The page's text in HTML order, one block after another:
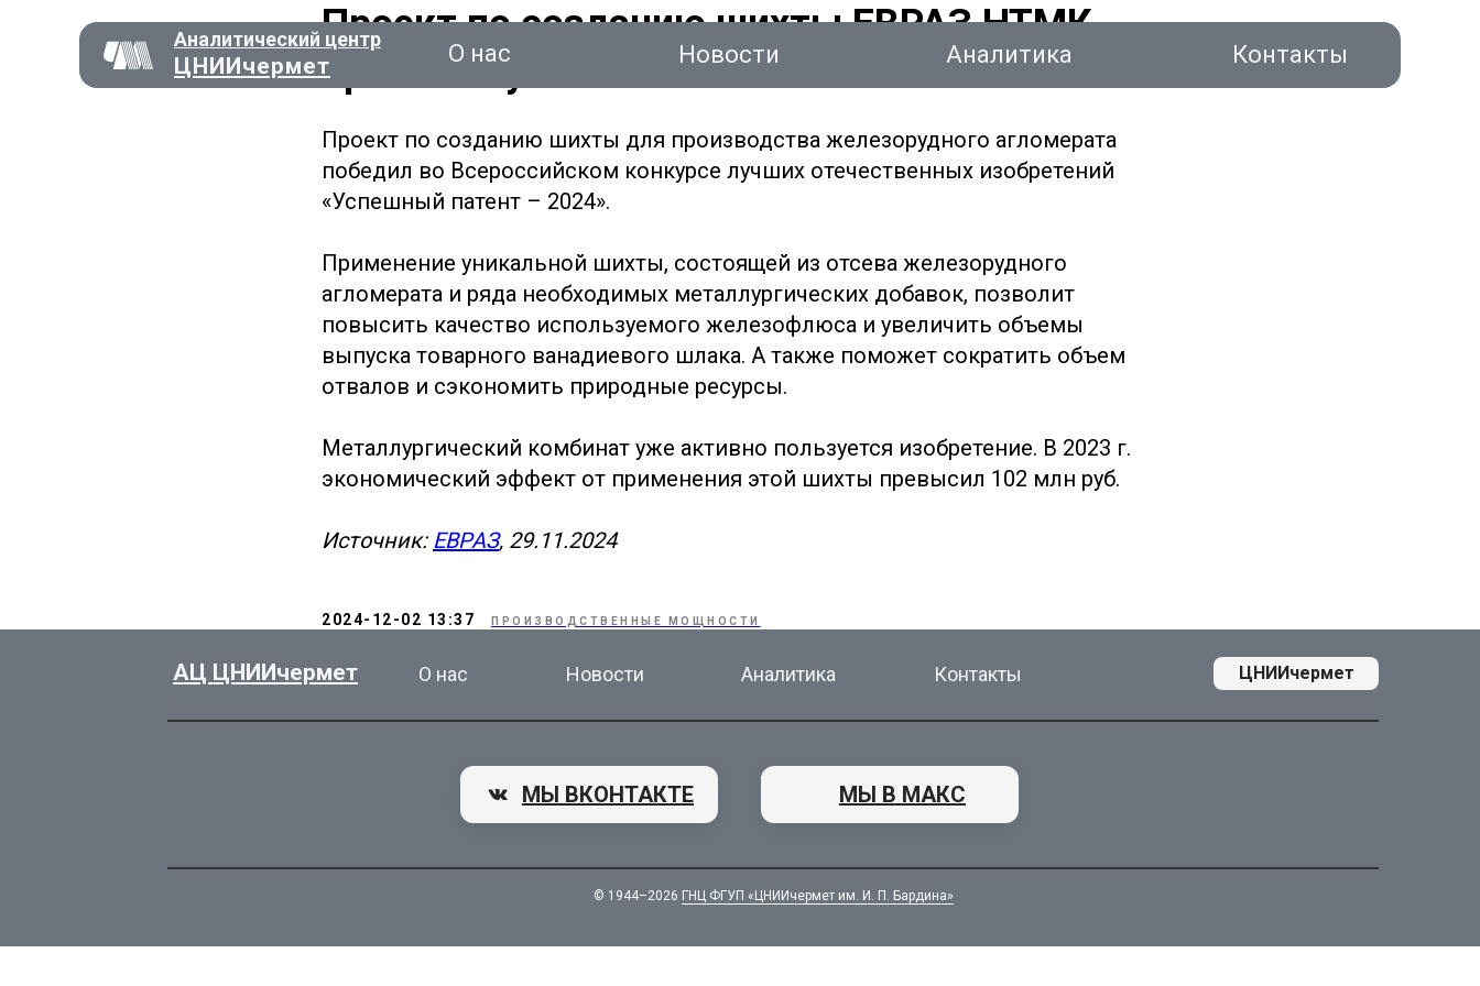
ЦНИИчермет
Аналитический центр
О нас Новости Аналитика Консалтинг Контакты
О нас Контакты
Консалтинг
Аналитика
Новости
Проект по созданию шихты ЕВРАЗ НТМК
признан лучшим патентом России в 2024 г.
Проект по созданию шихты для производства железорудного агломерата
победил во Всероссийском конкурсе лучших отечественных изобретений
«Успешный патент – 2024».
Применение уникальной шихты, состоящей из отсева железорудного
агломерата и ряда необходимых металлургических добавок, позволит
повысить качество используемого железофлюса и увеличить объемы
выпуска товарного ванадиевого шлака. А также поможет сократить объем
отвалов и сэкономить природные ресурсы.
Металлургический комбинат уже активно пользуется изобретение. В 2023 г.
экономический эффект от применения этой шихты превысил 102 млн руб.
Источник: ЕВРАЗ, 29.11.2024
2024-12-02 13:37 ПРОИЗВОДСТВЕННЫЕ МОЩНОСТИ
АЦ ЦНИИчермет
МЫ ВКОНТАКТЕ
О нас
МЫ В МАКС
Контакты
Аналитика
© 1944–2026 ГНЦ ФГУП «ЦНИИчермет им. И. П. Бардина»
Новости ЦНИИчермет